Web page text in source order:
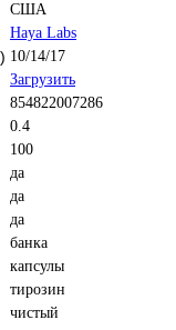
США
Haya Labs
10/14/17
Загрузить
854822007286
0.4
100
да
да
да
банка
капсулы
тирозин
чистый